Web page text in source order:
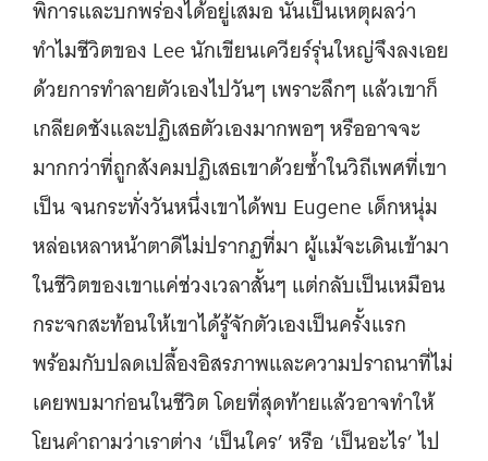
พิการและบกพร่องได้อยู่เสมอ นั่นเป็นเหตุผลว่า
ทำไมชีวิตของ Lee นักเขียนเควียร์รุ่นใหญ่จึงลงเอย
ด้วยการทำลายตัวเองไปวันๆ เพราะลึกๆ แล้วเขาก็
เกลียดชังและปฏิเสธตัวเองมากพอๆ หรืออาจจะ
มากกว่าที่ถูกสังคมปฏิเสธเขาด้วยซ้ำในวิถีเพศที่เขา
เป็น จนกระทั่งวันหนึ่งเขาได้พบ Eugene เด็กหนุ่ม
หล่อเหลาหน้าตาดีไม่ปรากฏที่มา ผู้แม้จะเดินเข้ามา
ในชีวิตของเขาแค่ช่วงเวลาสั้นๆ แต่กลับเป็นเหมือน
กระจกสะท้อนให้เขาได้รู้จักตัวเองเป็นครั้งแรก
พร้อมกับปลดเปลื้องอิสรภาพและความปราถนาที่ไม่
เคยพบมาก่อนในชีวิต โดยที่สุดท้ายแล้วอาจทำให้
โยนคำถามว่าเราต่าง ‘เป็นใคร’ หรือ ‘เป็นอะไร’ ไป